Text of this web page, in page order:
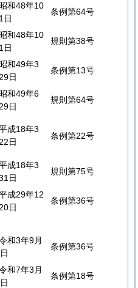
和48年10
日
条例第64号
和48年10
日
規則第38号
和49年3
日
条例第13号
和49年6
日
規則第64号
成18年3
日
条例第22号
成18年3
日
規則第75号
成29年12
日
条例第36号
和3年9月
条例第36号
和7年3月
条例第18号